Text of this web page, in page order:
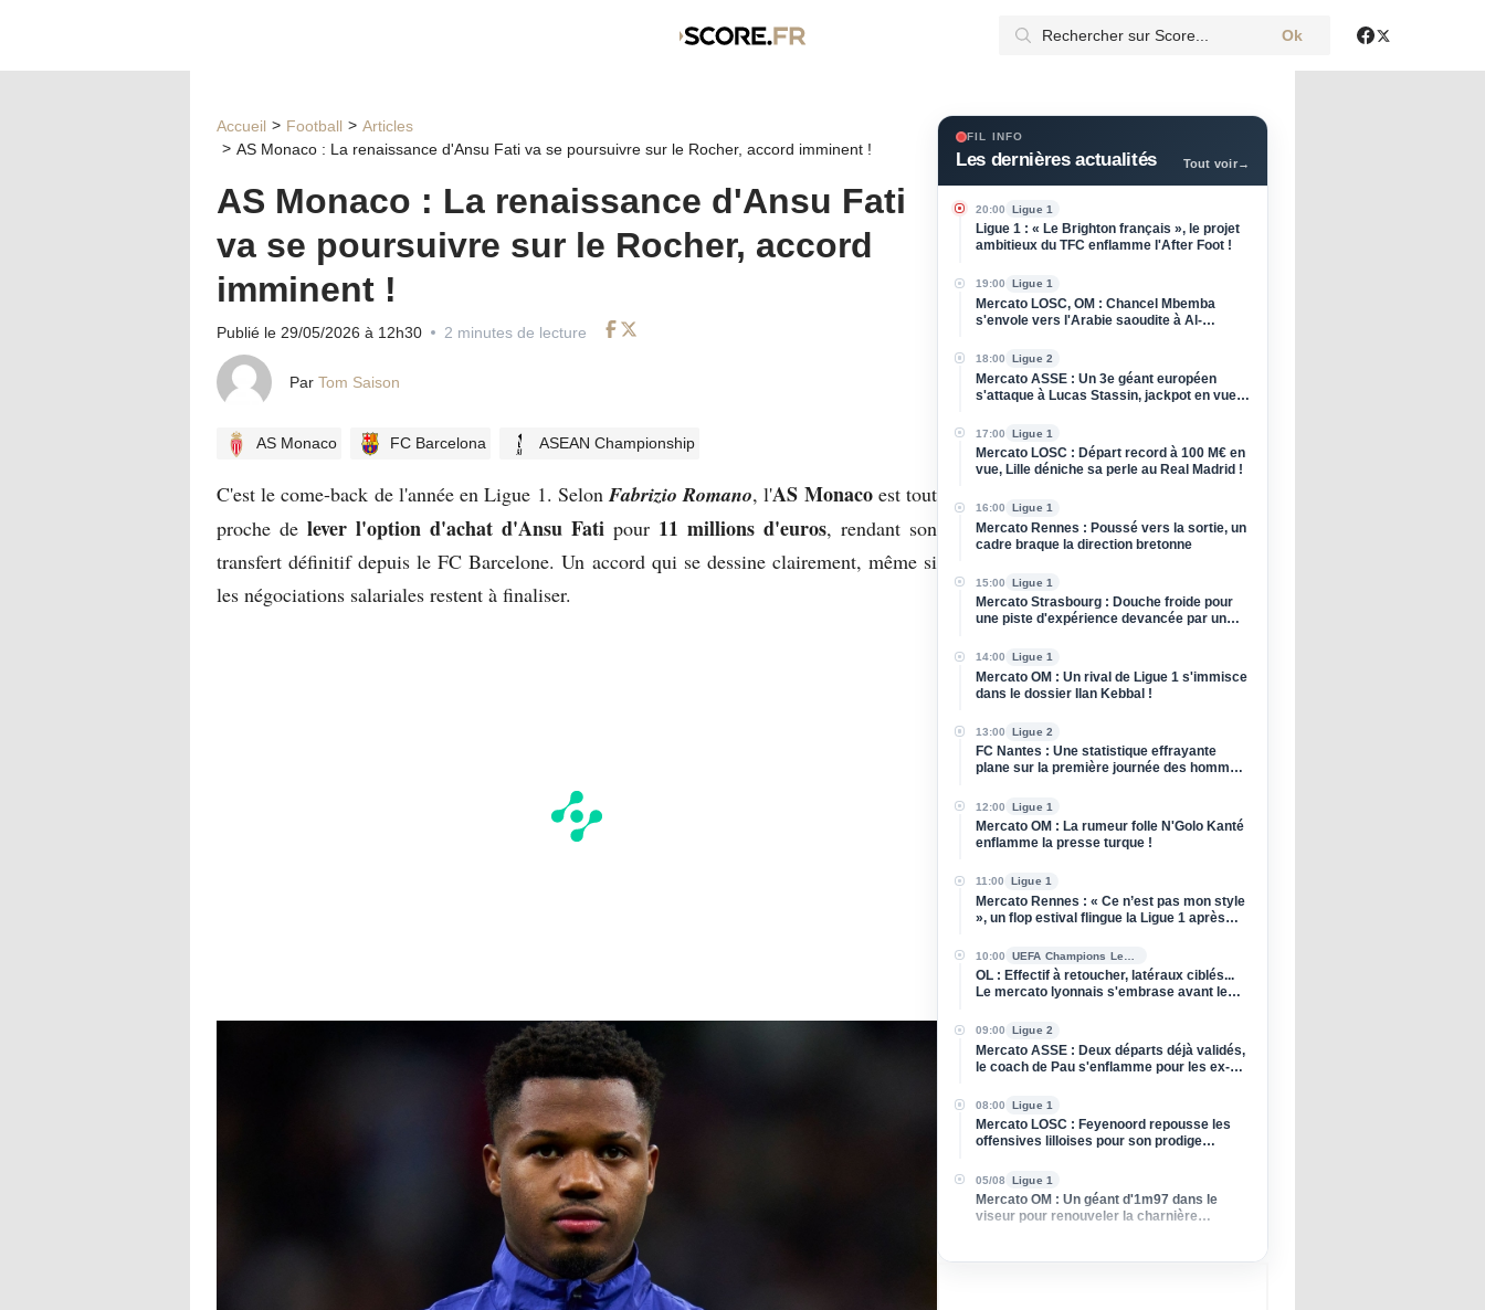
Ok
Accueil Football
Articles
AS Monaco : La renaissance d'Ansu Fati va se poursuivre sur le Rocher, accord imminent !
AS Monaco : La renaissance d'Ansu Fati
va se poursuivre sur le Rocher, accord
imminent !
Publié le 29/05/2026 à 12h30
2 minutes de lecture
Par Tom Saison
AS Monaco FC Barcelona ASEAN Championship
C'est le come-back de l'année en Ligue 1. SelonFabrizio Romano, l'AS Monacoest tout
proche de lever l'option d'achat d'Ansu Fati pour 11 millions d'euros, rendant son
transfert définitif depuis le FC Barcelone. Un accord qui se dessine clairement, même si
les négociations salariales restent à finaliser.
FIL INFO
Les dernières actualités Tout voir→
20:00 Ligue 1
Ligue 1 : « Le Brighton français », le projet
ambitieux du TFC enflamme l'After Foot !
19:00 Ligue 1
Mercato LOSC, OM : Chancel Mbemba
s'envole vers l'Arabie saoudite à Al-
18:00 Ligue 2
Mercato ASSE : Un 3e géant européen
s'attaque à Lucas Stassin, jackpot en vue
17:00 Ligue 1
Mercato LOSC : Départ record à 100 M€ en
vue, Lille déniche sa perle au Real Madrid !
16:00 Ligue 1
Mercato Rennes : Poussé vers la sortie, un
cadre braque la direction bretonne
15:00 Ligue 1
Mercato Strasbourg : Douche froide pour
une piste d'expérience devancée par un
14:00 Ligue 1
Mercato OM : Un rival de Ligue 1 s'immisce
dans le dossier Ilan Kebbal !
13:00 Ligue 2
FC Nantes : Une statistique effrayante
plane sur la première journée des hommes
12:00 Ligue 1
Mercato OM : La rumeur folle N'Golo Kanté
enflamme la presse turque !
11:00 Ligue 1
Mercato Rennes : « Ce n’est pas mon style
», un flop estival flingue la Ligue 1 après
10:00
OL : Effectif à retoucher, latéraux ciblés...
Le mercato lyonnais s'embrase avant le
09:00 Ligue 2
Mercato ASSE : Deux départs déjà validés,
le coach de Pau s'enflamme pour les ex-
08:00 Ligue 1
Mercato LOSC : Feyenoord repousse les
offensives lilloises pour son prodige
05/08 Ligue 1
Mercato OM : Un géant d'1m97 dans le
viseur pour renouveler la charnière